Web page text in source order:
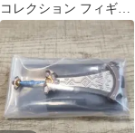
コレクション フィギュ
ア 5種セット